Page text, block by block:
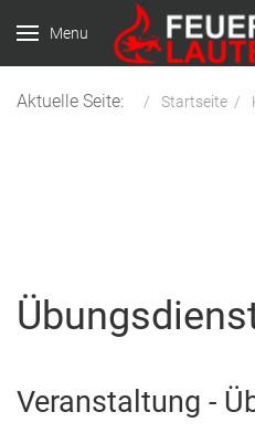
Menu
Aktuelle Seite: Startseite
Veranstaltung -